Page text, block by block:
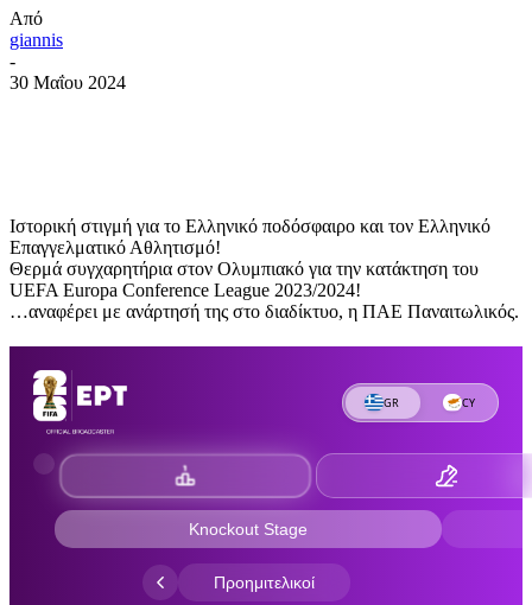
Από
giannis
-
30 Μαΐου 2024
Ιστορική στιγμή για το Ελληνικό ποδόσφαιρο και τον Ελληνικό
Επαγγελματικό Αθλητισμό!
Θερμά συγχαρητήρια στον Ολυμπιακό για την κατάκτηση του
UEFA Europa Conference League 2023/2024!
…αναφέρει με ανάρτησή της στο διαδίκτυο, η ΠΑΕ Παναιτωλικός.